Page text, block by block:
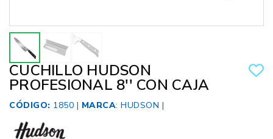
CUCHILLO HUDSON
PROFESIONAL 8'' CON CAJA
CÓDIGO: 1850 | MARCA: HUDSON |